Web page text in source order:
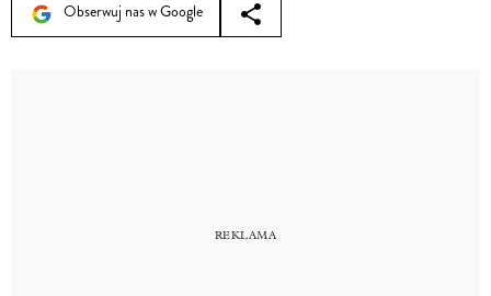
Obserwuj nas w Google